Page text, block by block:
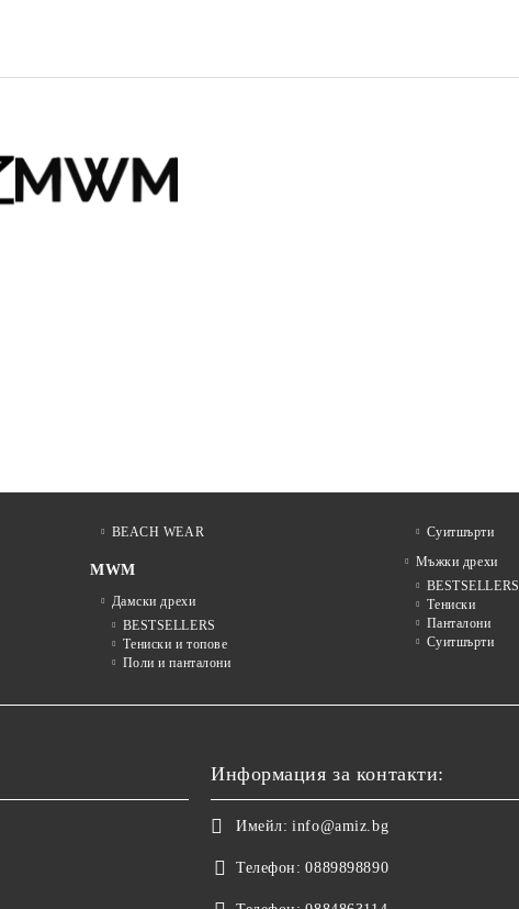
BEACH WEAR
MWM
Дамски дрехи
BESTSELLERS
Тениски и топове
Поли и панталони
Суитшърти
Мъжки дрехи
BESTSELLERS
Тениски
Панталони
Суитшърти
Информация за контакти:
Имейл: info@amiz.bg
Телефон: 0889898890